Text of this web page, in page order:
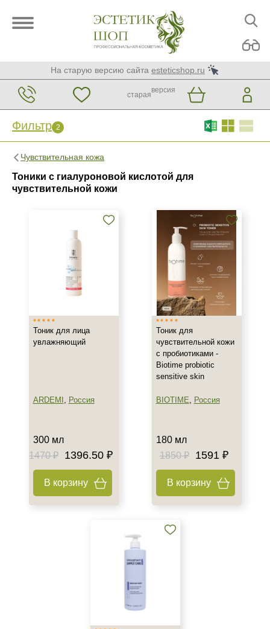
На старую версию сайта esteticshop.ru
старая
версия
Фильтр 2
Чувствительная кожа
Тоники с гиалуроновой кислотой для
чувствительной кожи
Фильтр 2 Сброс
Бренд
Россия
Тип товара
Лосьон
Класс косметики
Профессиональная
Тоник для лица
увлажняющий
ARDEMI , Россия
300 мл
1470 ₽
1396.50 ₽
В корзину
Тоник для
чувствительной кожи
с пробиотиками -
Biotime probiotic
sensitive skin
BIOTIME, Россия
180 мл
1850 ₽
1591 ₽
В корзину